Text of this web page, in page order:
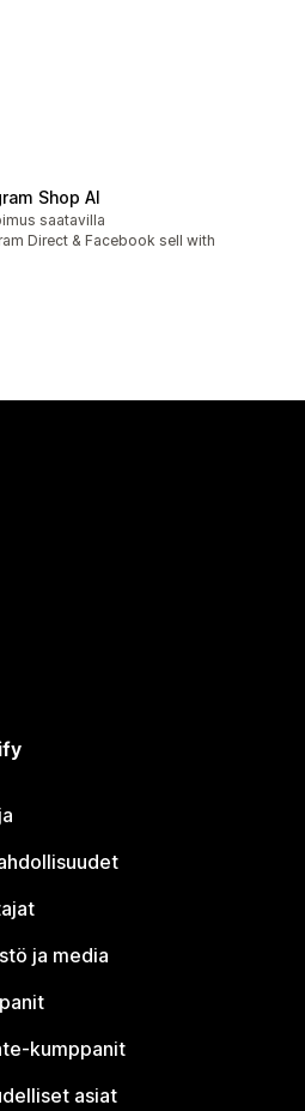
Shop AI
saatavilla
Direct & Facebook sell with
ja media
kumppanit
asiat